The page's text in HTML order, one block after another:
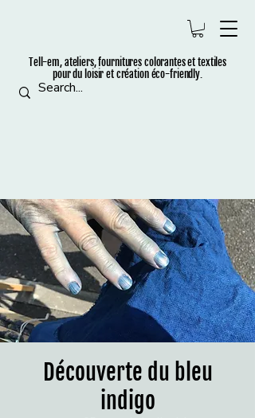
Tell-em, ateliers, fournitures colorantes et textiles
pour du loisir et création éco-friendly.
Découverte du bleu
indigo